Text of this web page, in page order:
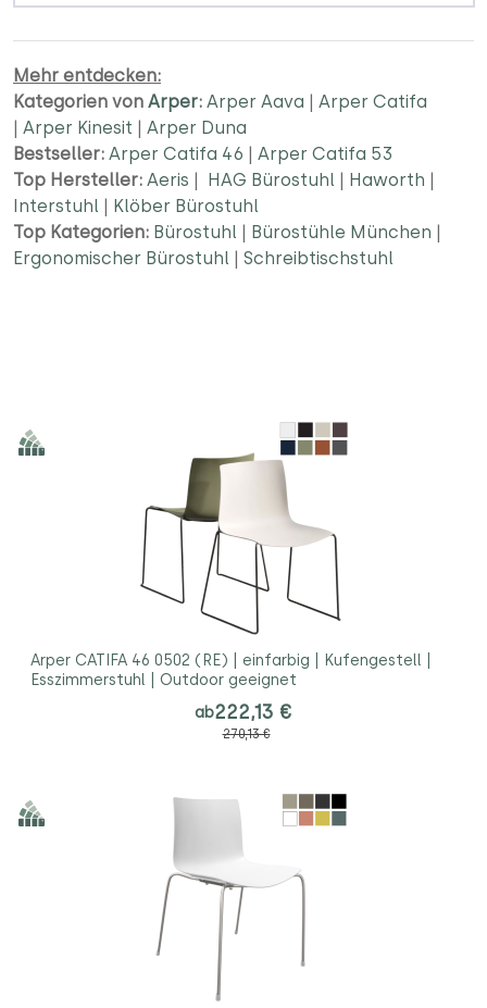
Mehr entdecken:
Kategorien von Arper: Arper Aava | Arper Catifa
| Arper Kinesit | Arper Duna
Bestseller: Arper Catifa 46 | Arper Catifa 53
Top Hersteller: Aeris | HAG Bürostuhl | Haworth |
Interstuhl | Klöber Bürostuhl
Top Kategorien: Bürostuhl | Bürostühle München |
Ergonomischer Bürostuhl | Schreibtischstuhl
Arper CATIFA 46 0502 (RE) | einfarbig | Kufengestell |
Esszimmerstuhl | Outdoor geeignet
ab222,13 €
270,13 €